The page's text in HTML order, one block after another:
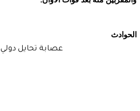
الحوادث
عصابة تحايل دولي